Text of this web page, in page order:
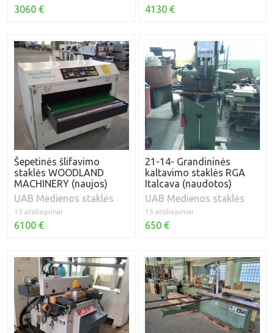
3060 € 4130 €
Šepetinės šlifavimo
staklės WOODLAND
MACHINERY (naujos)
UAB Medienos staklės
15 atsiliepimai
6100 €
21-14- Grandininės
kaltavimo staklės RGA
Italcava (naudotos)
UAB Medienos staklės
15 atsiliepimai
650 €